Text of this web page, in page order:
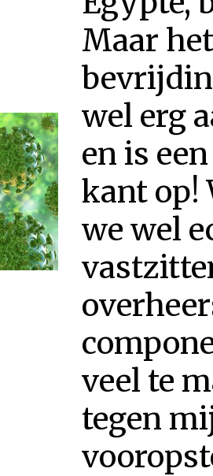
Maar
wel erg
en is
kant op!
we wel
veel te
tegen